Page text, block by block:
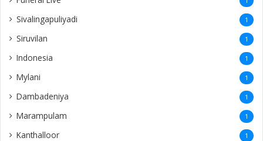
Sivalingapuliyadi 1
Siruvilan 1
Indonesia 1
Mylani 1
Dambadeniya 1
Marampulam 1
Kanthalloor 1